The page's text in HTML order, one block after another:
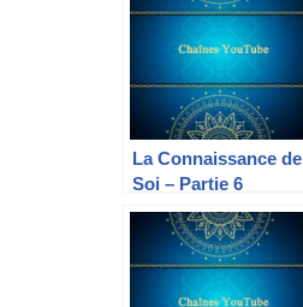
La Connaissance de
Soi – Partie 6